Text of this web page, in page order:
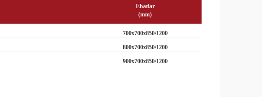
Ebatlar
(mm)
700x700x850/1200
800x700x850/1200
900x700x850/1200